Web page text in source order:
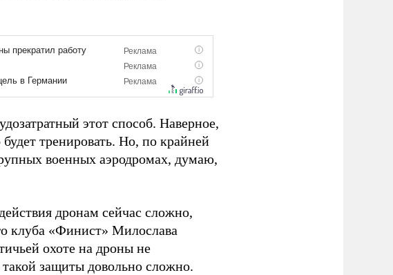
этот способ. Наверное,
тренировать. Но, по крайней
военных аэродромах, думаю,
дронам сейчас сложно,
клуба «Финист» Милослава
охоте на дроны не
защиты довольно сложно.